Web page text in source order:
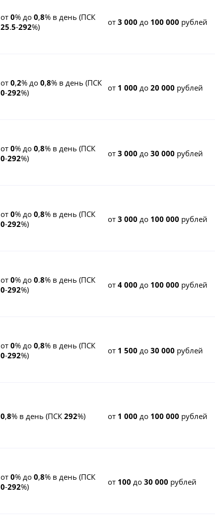
от 0% до 0,8% в день (ПСК
25.5-292%) от3 000 до 100 000 рублей
от 0,2% до 0,8% в день (ПСК
0-292%) от 1 000 до20 000 рублей
от 0% до 0,8% в день (ПСК
0-292%) от3 000 до30 000 рублей
от 0% до 0,8% в день (ПСК
0-292%) от3 000 до 100 000 рублей
от 0% до 0.8% в день (ПСК
0-292%) от4 000 до 100 000 рублей
от 0% до 0,8% в день (ПСК
0-292%) от 1 500 до30 000 рублей
0,8% в день (ПСК 292%) от 1 000 до 100 000 рублей
от 0% до 0,8% в день (ПСК
0-292%) от 100 до30 000 рублей